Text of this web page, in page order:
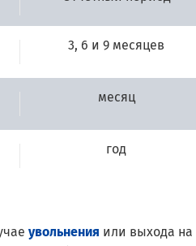
3, 6 и 9 месяцев
месяц
год
увольнения или выхода